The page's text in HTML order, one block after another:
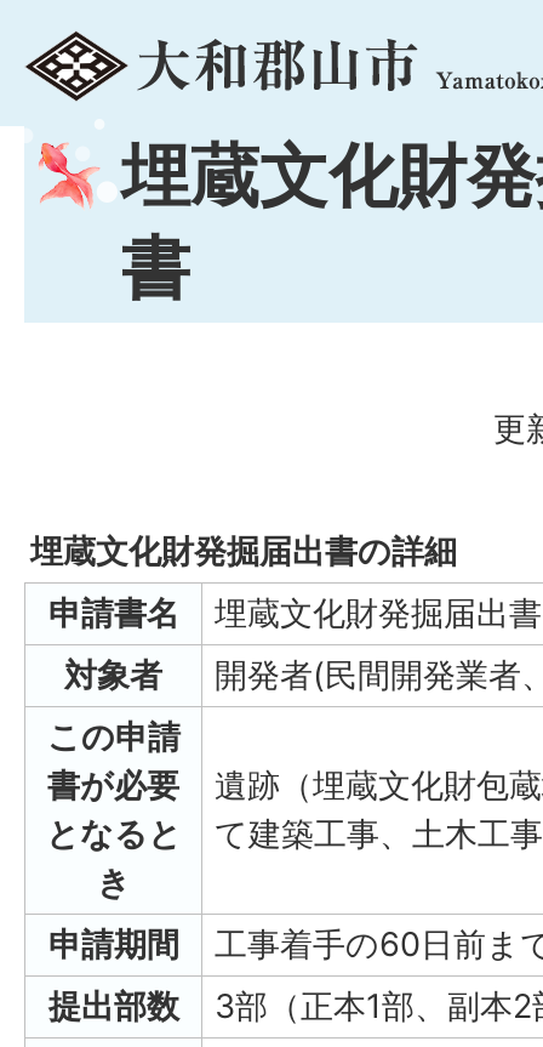
menu
埋蔵文化財
書
更
埋蔵文化財発掘届出書の詳細
申請書名
埋蔵文化財発掘届出書
対象者
開発者(民間開発業者
この申請
書が必要
となると
き
遺跡（埋蔵文化財包
て建築工事、土木工
申請期間
工事着手の60日前ま
提出部数
3部（正本1部、副本2